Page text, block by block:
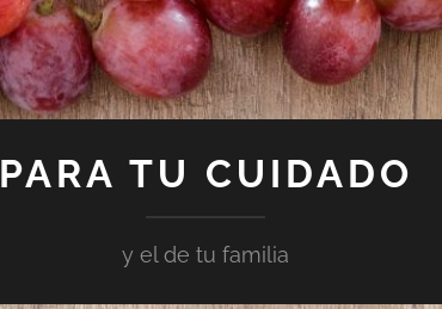
PARA TU CUIDADO
y el de tu familia